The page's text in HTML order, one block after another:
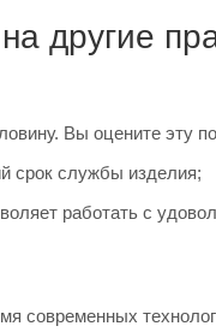
другие
Вы оцените эту
срок службы изделия;
работать с
современных